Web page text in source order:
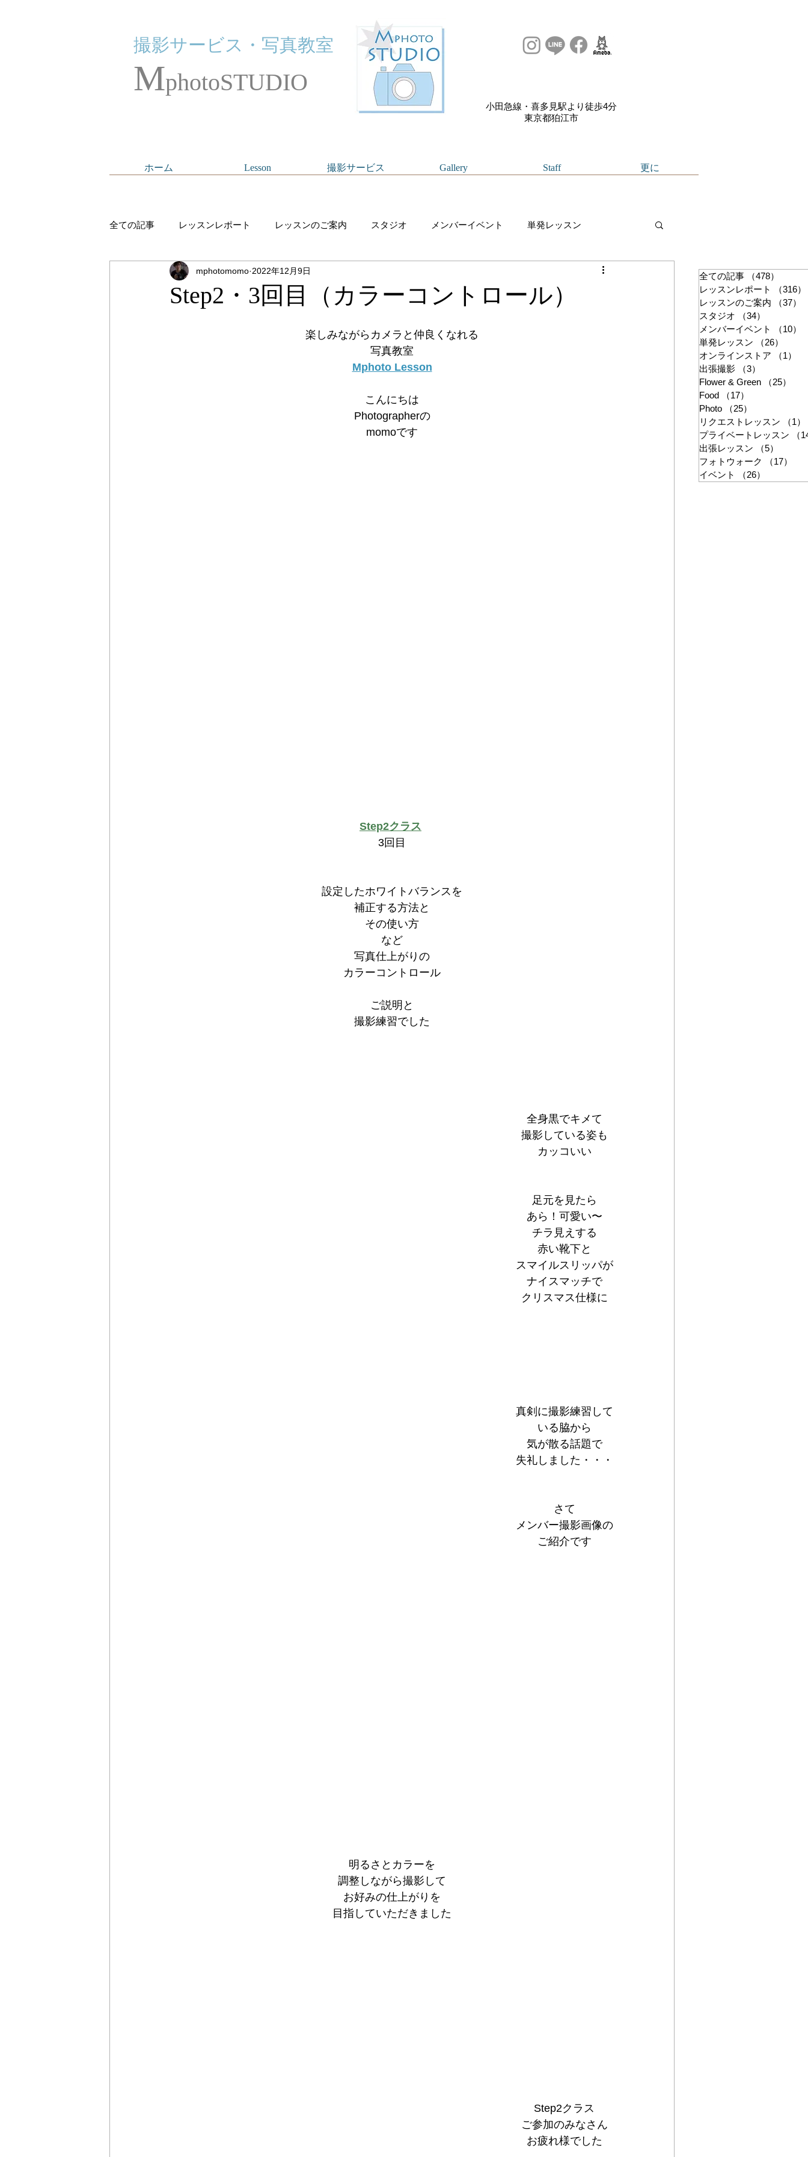
撮影サービス・ 写真教室
MphotoSTUDIO
小田急線・喜多見駅より徒歩4分
​東京都狛江市
ホーム Lesson 撮影サービス Gallery Staff 更に
全ての記事 レッスンレポート レッスンのご案内 スタジオ メンバーイベント 単発レッスン
オンラインストア 出張撮影 Flower & Green
Step2・3回目（カラーコントロール）
mphotomomo 2022年12月9日
楽しみながらカメラと仲良くなれる
写真教室
Mphoto Lesson
こんにちは
Photographerの
momoです
Step2クラス
3回目
設定したホワイトバランスを
補正する方法と
その使い方
など
写真仕上がりの
カラーコントロール
ご説明と
撮影練習でした
全身黒でキメて
撮影している姿も
カッコいい
足元を見たら
あら！可愛い〜
チラ見えする
赤い靴下と
スマイルスリッパが
ナイスマッチで
クリスマス仕様に
真剣に撮影練習して
いる脇から
気が散る話題で
失礼しました・・・
さて
メンバー撮影画像の
ご紹介です
明るさとカラーを
調整しながら撮影して
お好みの仕上がりを
目指していただきました
Step2クラス
ご参加のみなさん
お疲れ様でした
全ての記事 （478）
レッスンレポート
（316）
レッスンのご案内
（37）
スタジオ
（34）
メンバーイベント
（10）
単発レッスン
（26）
オンラインストア
（1）
出張撮影
（3）
Flower & Green
（25）
Food
（17）
Photo
（25）
リクエストレッスン
（1）
プライベートレッスン
（
出張レッスン
（5）
フォトウォーク
（17）
イベント
（26）